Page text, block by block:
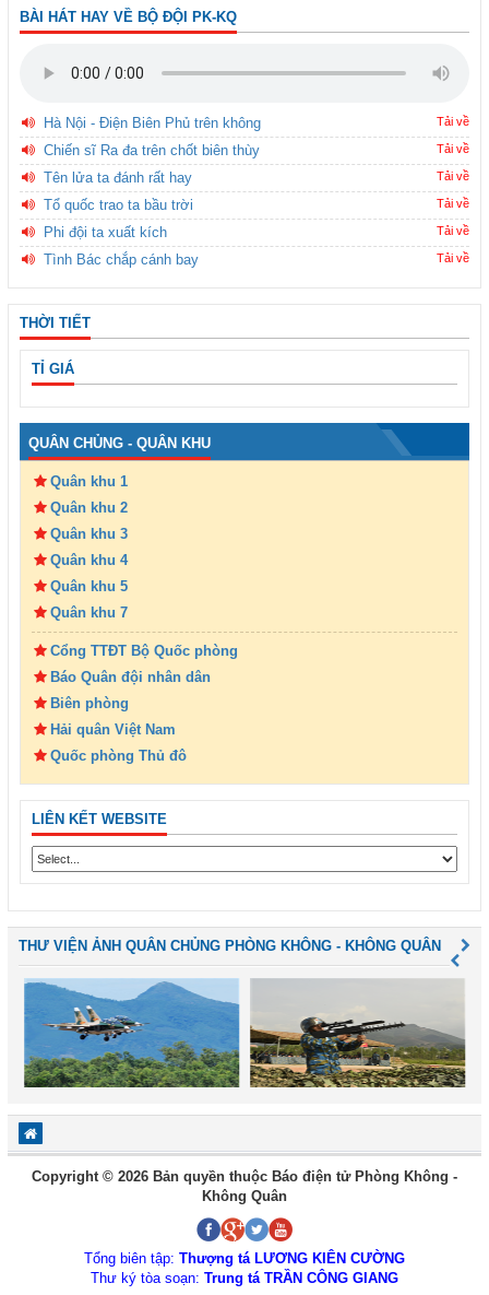
BÀI HÁT HAY VỀ BỘ ĐỘI PK-KQ
Hà Nội - Điện Biên Phủ trên không Tải về
Chiến sĩ Ra đa trên chốt biên thùy Tải về
Tên lửa ta đánh rất hay Tải về
Tổ quốc trao ta bầu trời Tải về
Phi đội ta xuất kích Tải về
Tình Bác chắp cánh bay Tải về
THỜI TIẾT
TỈ GIÁ
QUÂN CHỦNG - QUÂN KHU
Quân khu 1
Quân khu 2
Quân khu 3
Quân khu 4
Quân khu 5
Quân khu 7
Cổng TTĐT Bộ Quốc phòng
Báo Quân đội nhân dân
Biên phòng
Hải quân Việt Nam
Quốc phòng Thủ đô
LIÊN KẾT WEBSITE
THƯ VIỆN ẢNH QUÂN CHỦNG PHÒNG KHÔNG - KHÔNG QUÂN
Copyright © 2026 Bản quyền thuộc Báo điện tử Phòng Không -
Không Quân
Tổng biên tập: Thượng tá LƯƠNG KIÊN CƯỜNG
Thư ký tòa soạn: Trung tá TRẦN CÔNG GIANG